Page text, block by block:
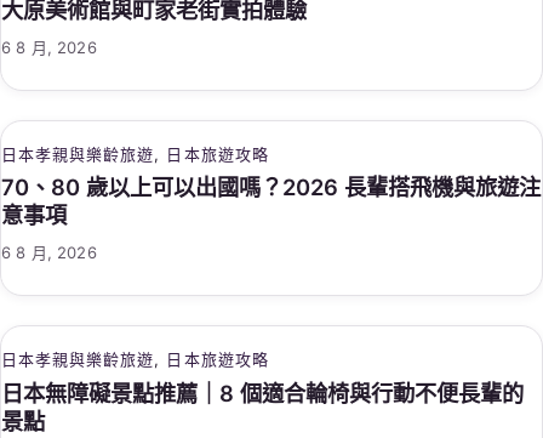
大原美術館與町家老街實拍體驗
6 8 月, 2026
日本孝親與樂齡旅遊, 日本旅遊攻略
70、80 歲以上可以出國嗎？2026 長輩搭飛機與旅遊注
意事項
6 8 月, 2026
日本孝親與樂齡旅遊, 日本旅遊攻略
日本無障礙景點推薦｜8 個適合輪椅與行動不便長輩的
景點